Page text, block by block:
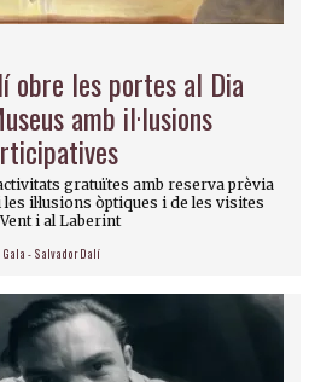
obre les portes al Dia
amb il·lusions
gratuïtes amb reserva prèvia
il·lusions òptiques i de les visites
i al Laberint
Gala - Salvador Dalí